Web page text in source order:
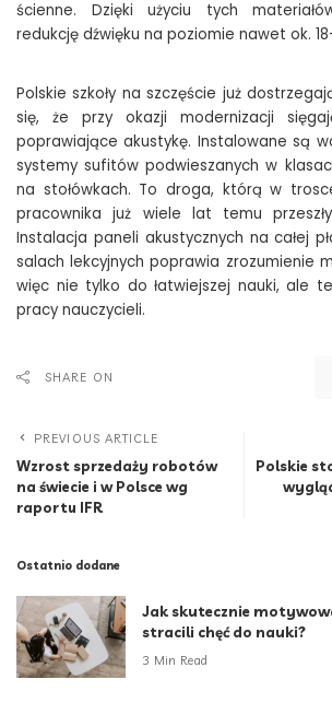
ścienne. Dzięki użyciu tych
redukcję dźwięku na poziomie nawet ok.
Polskie szkoły na szczęście już
się, że przy okazji modernizacji
poprawiające akustykę. Instalowane są
systemy sufitów podwieszanych w
na stołówkach. To droga, którą w
pracownika już wiele lat temu
Instalacja paneli akustycznych na całej
salach lekcyjnych poprawia zrozumienie
więc nie tylko do łatwiejszej nauki, ale
pracy nauczycieli.
SHARE ON
PREVIOUS ARTICLE
Wzrost sprzedaży robotów
na świecie i w Polsce wg
raportu IFR
Polskie
Ostatnio dodane
Jak skutecznie
stracili chęć do nauki?
3 Min Read